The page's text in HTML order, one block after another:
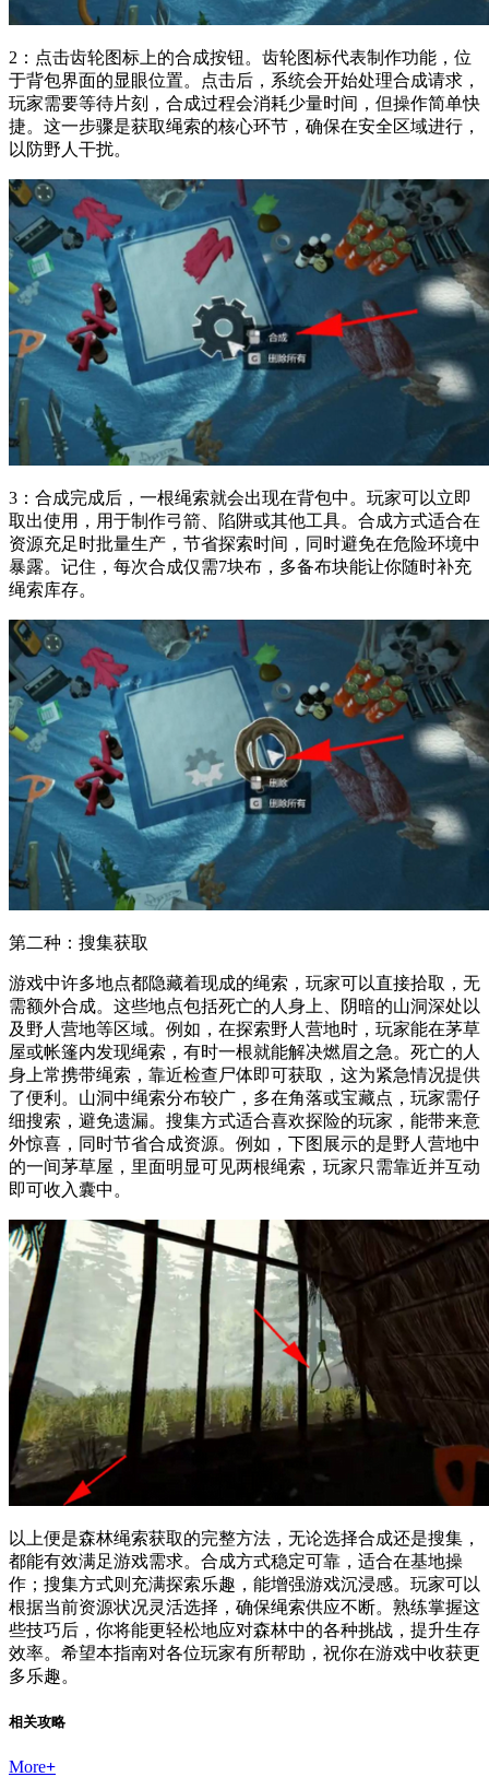
2：点击齿轮图标上的合成按钮。齿轮图标代表制作功能，位
于背包界面的显眼位置。点击后，系统会开始处理合成请求，
玩家需要等待片刻，合成过程会消耗少量时间，但操作简单快
捷。这一步骤是获取绳索的核心环节，确保在安全区域进行，
以防野人干扰。
3：合成完成后，一根绳索就会出现在背包中。玩家可以立即
取出使用，用于制作弓箭、陷阱或其他工具。合成方式适合在
资源充足时批量生产，节省探索时间，同时避免在危险环境中
暴露。记住，每次合成仅需7块布，多备布块能让你随时补充
绳索库存。
第二种：搜集获取
游戏中许多地点都隐藏着现成的绳索，玩家可以直接拾取，无
需额外合成。这些地点包括死亡的人身上、阴暗的山洞深处以
及野人营地等区域。例如，在探索野人营地时，玩家能在茅草
屋或帐篷内发现绳索，有时一根就能解决燃眉之急。死亡的人
身上常携带绳索，靠近检查尸体即可获取，这为紧急情况提供
了便利。山洞中绳索分布较广，多在角落或宝藏点，玩家需仔
细搜索，避免遗漏。搜集方式适合喜欢探险的玩家，能带来意
外惊喜，同时节省合成资源。例如，下图展示的是野人营地中
的一间茅草屋，里面明显可见两根绳索，玩家只需靠近并互动
即可收入囊中。
以上便是森林绳索获取的完整方法，无论选择合成还是搜集，
都能有效满足游戏需求。合成方式稳定可靠，适合在基地操
作；搜集方式则充满探索乐趣，能增强游戏沉浸感。玩家可以
根据当前资源状况灵活选择，确保绳索供应不断。熟练掌握这
些技巧后，你将能更轻松地应对森林中的各种挑战，提升生存
效率。希望本指南对各位玩家有所帮助，祝你在游戏中收获更
多乐趣。
相关攻略
More+